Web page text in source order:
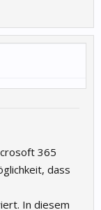
365
dass
In diesem